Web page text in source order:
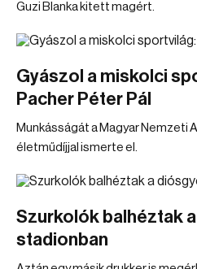
Guzi Blanka kitett magért.
Gyászol a miskolci
Pacher Péter Pál
Munkásságát a Magyar
életműdíjjal ismerte el.
Szurkolók balhéztak
stadionban